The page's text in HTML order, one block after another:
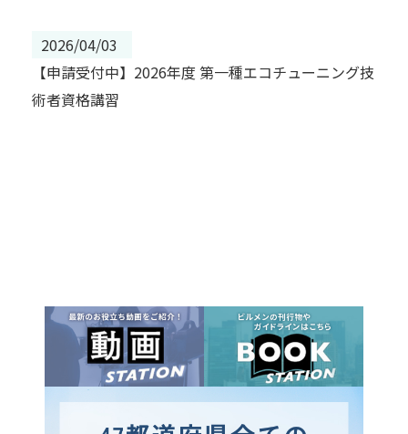
2026/04/03
【申請受付中】2026年度 第一種エコチューニング技
術者資格講習